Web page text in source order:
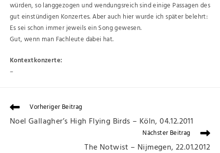
würden, so langgezogen und wendungsreich sind einige Passagen des
gut einstündigen Konzertes. Aber auch hier wurde ich später belehrt:
Es sei schon immer jeweils ein Song gewesen.
Gut, wenn man Fachleute dabei hat.
Kontextkonzerte:
–
Vorheriger Beitrag
Noel Gallagher’s High Flying Birds – Köln, 04.12.2011
Nächster Beitrag
The Notwist – Nijmegen, 22.01.2012